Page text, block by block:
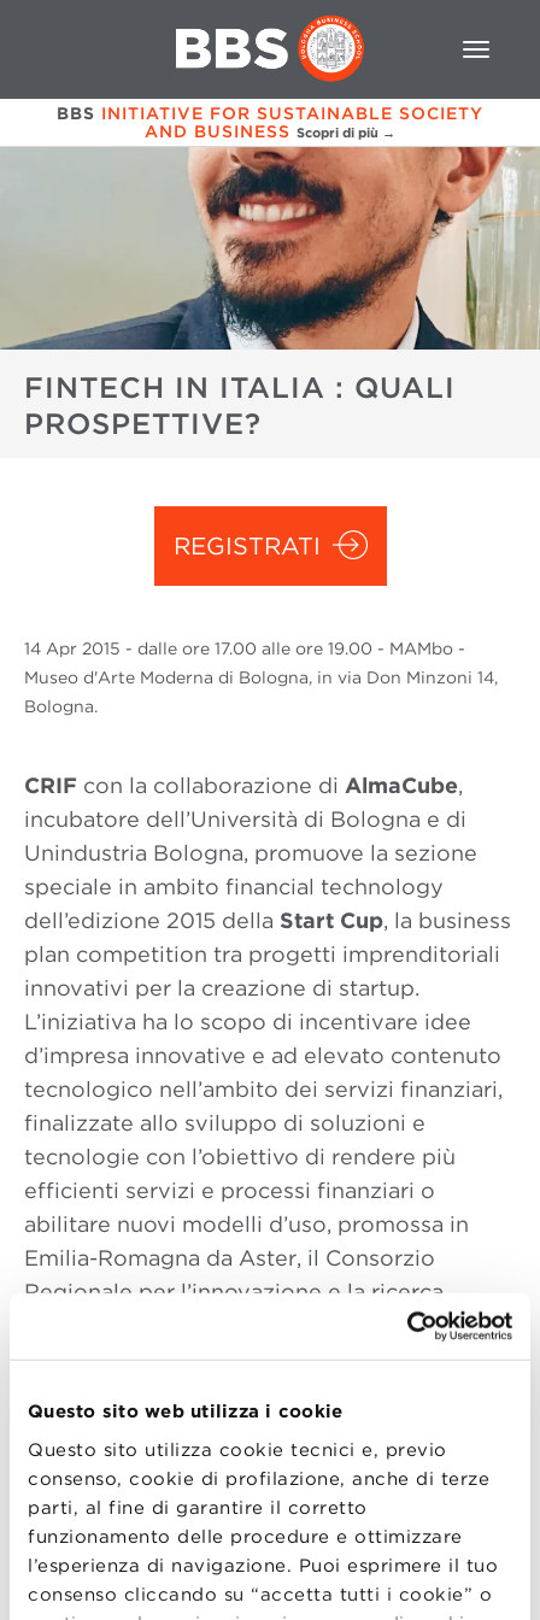
Questo sito web utilizza i cookie
Questo sito utilizza cookie tecnici e, previo
consenso, cookie di profilazione, anche di terze
parti, al fine di garantire il corretto
funzionamento delle procedure e ottimizzare
l’esperienza di navigazione. Puoi esprimere il tuo
consenso cliccando su “accetta tutti i cookie” o
BBS INITIATIVE FOR SUSTAINABLE SOCIETY
AND BUSINESS Scopri di più →
FINTECH IN ITALIA : QUALI
PROSPETTIVE?
REGISTRATI
14 Apr 2015 - dalle ore 17.00 alle ore 19.00 - MAMbo -
Museo d'Arte Moderna di Bologna, in via Don Minzoni 14,
Bologna.
CRIF con la collaborazione di AlmaCube,
incubatore dell’Università di Bologna e di
Unindustria Bologna, promuove la sezione
speciale in ambito financial technology
dell’edizione 2015 della Start Cup, la business
plan competition tra progetti imprenditoriali
innovativi per la creazione di startup.
L’iniziativa ha lo scopo di incentivare idee
d’impresa innovative e ad elevato contenuto
tecnologico nell’ambito dei servizi finanziari,
finalizzate allo sviluppo di soluzioni e
tecnologie con l’obiettivo di rendere più
efficienti servizi e processi finanziari o
abilitare nuovi modelli d’uso, promossa in
Emilia-Romagna da Aster, il Consorzio
Regionale per l’innovazione e la ricerca
industriale. La migliore idea d’impresa in
ambito fintech riceverà un premio del valore
benvenuto ore 17:15 Tavola rotonda “Le
tendenze del FinTech a livello global e
prospettive di sviluppo in Italia”
Dott. Enrico Lodi, General Manager
Credit Bureau Services, CRIF
Prof. Alessandro Grandi, Dipartimento